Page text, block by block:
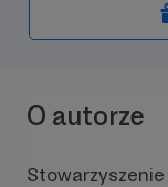
O autorze